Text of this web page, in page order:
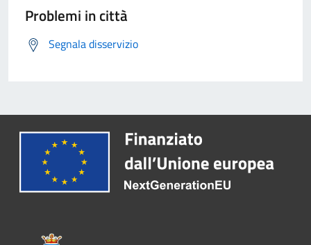
Problemi in città
Segnala disservizio